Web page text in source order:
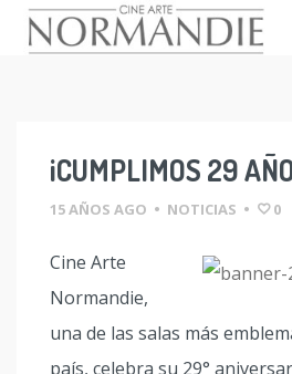
¡CUMPLIMOS 29
15 AÑOS AGO • NOTICIAS • 0
Cine Arte
Normandie,
una de las salas más
país, celebra su 29°